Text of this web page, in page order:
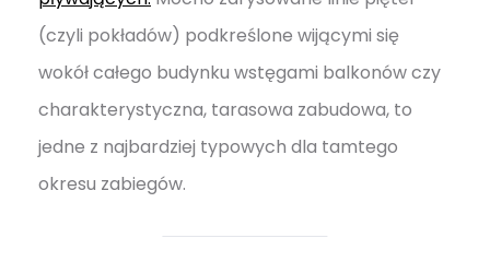
(czyli pokładów) podkreślone wijącymi się
wokół całego budynku wstęgami balkonów czy
charakterystyczna, tarasowa zabudowa, to
jedne z najbardziej typowych dla tamtego
okresu zabiegów.